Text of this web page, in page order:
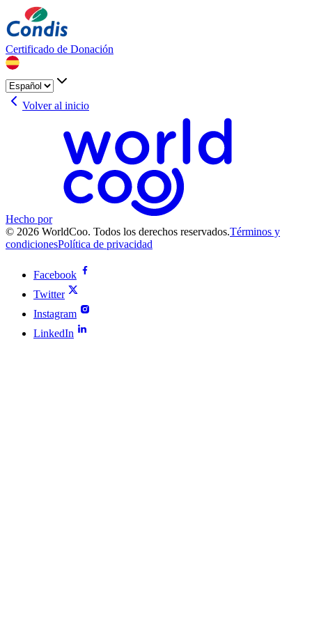
Certificado de Donación
Volver al inicio
Hecho por
© 2026 WorldCoo. Todos los derechos reservados.Términos y
condicionesPolítica de privacidad
Facebook
Twitter
Instagram
LinkedIn